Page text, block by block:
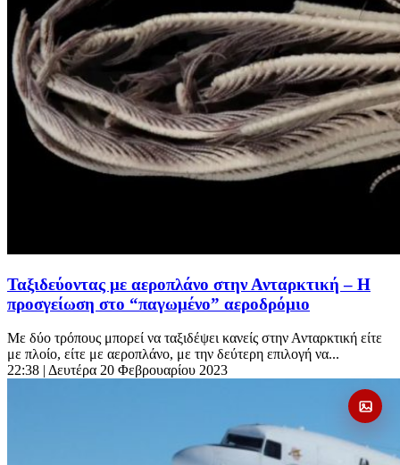
Ταξιδεύοντας με αεροπλάνο στην Ανταρκτική – Η
προσγείωση στο “παγωμένο” αεροδρόμιο
Με δύο τρόπους μπορεί να ταξιδέψει κανείς στην Ανταρκτική είτε
με πλοίο, είτε με αεροπλάνο, με την δεύτερη επιλογή να...
22:38 | Δευτέρα 20 Φεβρουαρίου 2023